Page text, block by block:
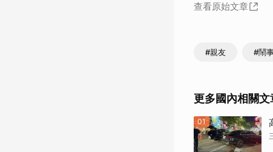
查看原始文章
#親友 #鬧
更多國內相關文
01